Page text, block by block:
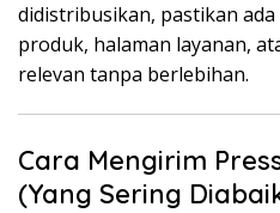
didistribusikan, pastikan
produk, halaman layanan,
relevan tanpa berlebihan.
Cara Mengirim
(Yang Sering